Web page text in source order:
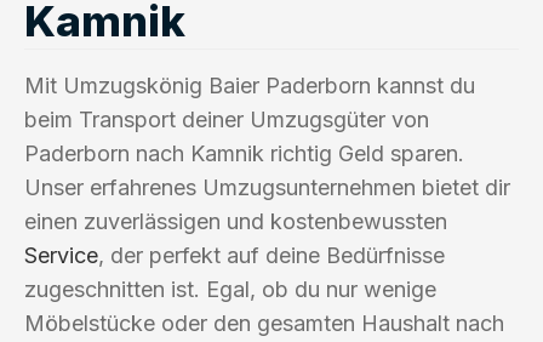
Kamnik
Mit Umzugskönig Baier Paderborn kannst du
beim Transport deiner Umzugsgüter von
Paderborn nach Kamnik richtig Geld sparen.
Unser erfahrenes Umzugsunternehmen bietet dir
einen zuverlässigen und kostenbewussten
Service, der perfekt auf deine Bedürfnisse
zugeschnitten ist. Egal, ob du nur wenige
Möbelstücke oder den gesamten Haushalt nach